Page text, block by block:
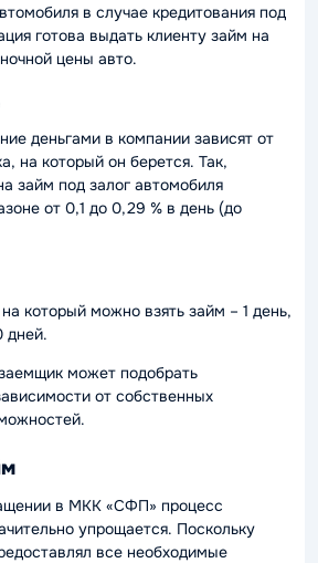
в случае кредитования под
готова выдать клиенту займ на
цены авто.
деньгами в компании зависят от
на который он берется. Так,
займ под залог автомобиля
от 0,1 до 0,29 % в день (до
который можно взять займ – 1 день,
дней.
может подобрать
от собственных
в МКК «СФП» процесс
упрощается. Поскольку
все необходимые